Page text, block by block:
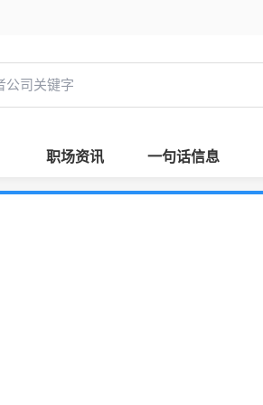
职场资讯 一句话信息